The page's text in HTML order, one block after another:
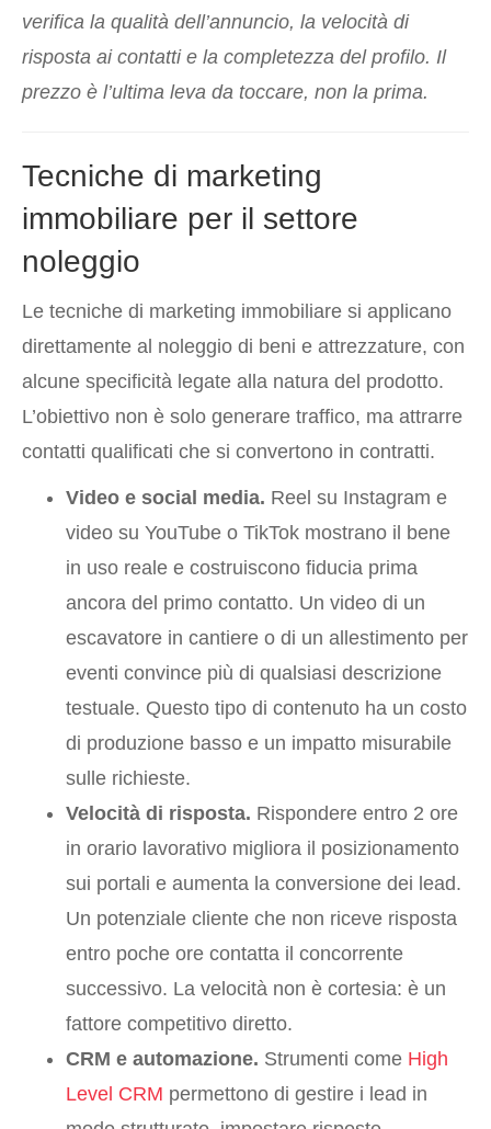
verifica la qualità dell’annuncio, la velocità di
risposta ai contatti e la completezza del profilo. Il
prezzo è l’ultima leva da toccare, non la prima.
Tecniche di marketing
immobiliare per il settore
noleggio
Le tecniche di marketing immobiliare si applicano
direttamente al noleggio di beni e attrezzature, con
alcune specificità legate alla natura del prodotto.
L’obiettivo non è solo generare traffico, ma attrarre
contatti qualificati che si convertono in contratti.
Video e social media. Reel su Instagram e
video su YouTube o TikTok mostrano il bene
in uso reale e costruiscono fiducia prima
ancora del primo contatto. Un video di un
escavatore in cantiere o di un allestimento per
eventi convince più di qualsiasi descrizione
testuale. Questo tipo di contenuto ha un costo
di produzione basso e un impatto misurabile
sulle richieste.
Velocità di risposta. Rispondere entro 2 ore
in orario lavorativo migliora il posizionamento
sui portali e aumenta la conversione dei lead.
Un potenziale cliente che non riceve risposta
entro poche ore contatta il concorrente
successivo. La velocità non è cortesia: è un
fattore competitivo diretto.
CRM e automazione. Strumenti come High
Level CRM permettono di gestire i lead in